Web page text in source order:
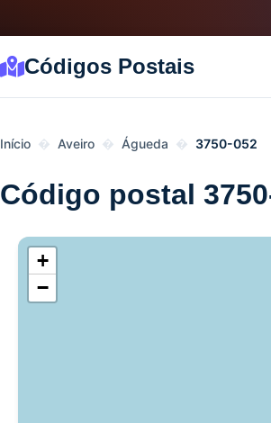
Códigos Postais
Início Aveiro Águeda 3750-052
Código postal
+
−